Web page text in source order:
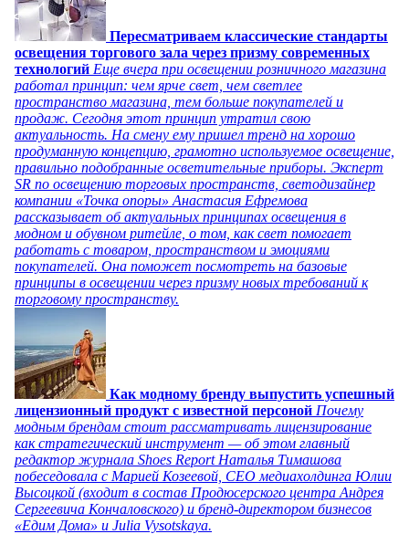
Пересматриваем классические стандарты
освещения торгового зала через призму современных
технологий Еще вчера при освещении розничного магазина
работал принцип: чем ярче свет, чем светлее
пространство магазина, тем больше покупателей и
продаж. Сегодня этот принцип утратил свою
актуальность. На смену ему пришел тренд на хорошо
продуманную концепцию, грамотно используемое освещение,
правильно подобранные осветительные приборы. Эксперт
SR по освещению торговых пространств, светодизайнер
компании «Точка опоры» Анастасия Ефремова
рассказывает об актуальных принципах освещения в
модном и обувном ритейле, о том, как свет помогает
работать с товаром, пространством и эмоциями
покупателей. Она поможет посмотреть на базовые
принципы в освещении через призму новых требований к
торговому пространству.
Как модному бренду выпустить успешный
лицензионный продукт с известной персоной Почему
модным брендам стоит рассматривать лицензирование
как стратегический инструмент — об этом главный
редактор журнала Shoes Report Наталья Тимашова
побеседовала с Марией Козеевой, СЕО медиахолдинга Юлии
Высоцкой (входит в состав Продюсерского центра Андрея
Сергеевича Кончаловского) и бренд-директором бизнесов
«Едим Дома» и Julia Vysotskaya.